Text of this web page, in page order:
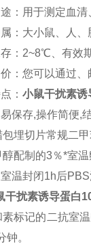
：用于测定血清
：大小鼠、人
： 2~8℃、有效
：您可以通过
： 小鼠干扰素诱
保存,操作简便,
包埋切片常规二
醇配制的3％*室
温封闭1h后PBS
干扰素诱导蛋白
素标记的二抗室
钟。